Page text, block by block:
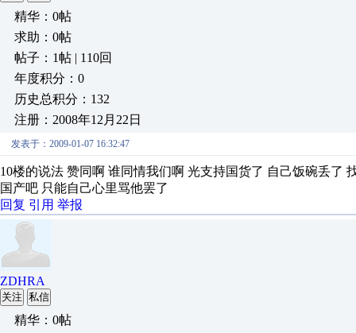
精华：0帖
求助：0帖
帖子：1帖 | 110回
年度积分：0
历史总积分：132
注册：2008年12月22日
发表于：2009-01-07 16:32:47
10楼的说法 赞同啊 谁同情我们啊 光支持国货了 自己饭碗丢了
国产吧 只能自己心里骂他罢了
回复 引用 举报
ZDHRA
关注 私信
精华：0帖